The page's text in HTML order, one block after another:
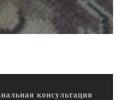
консультация